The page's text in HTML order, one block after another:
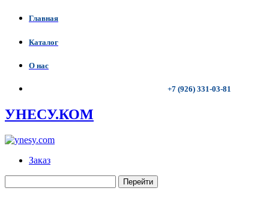
Главная
Каталог
О нас
+7 (926) 331-03-81
УНЕСУ.КОМ
Заказ
Перейти